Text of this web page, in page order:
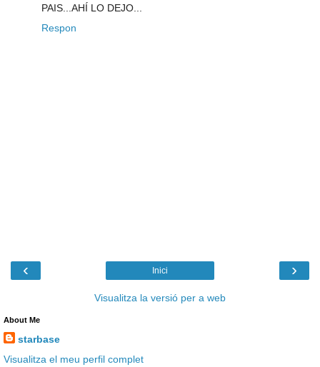
PAIS...AHÍ LO DEJO...
Respon
‹ ›
Inici
Visualitza la versió per a web
About Me
starbase
Visualitza el meu perfil complet